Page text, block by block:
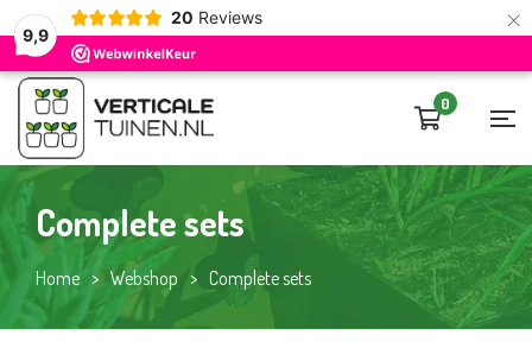
9,9
20 Reviews ×
0
Complete sets
Home > Webshop > Complete sets